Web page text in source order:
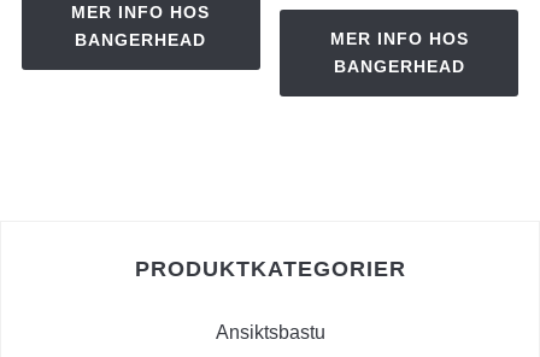
MER INFO HOS
BANGERHEAD
MER INFO HOS
BANGERHEAD
PRODUKTKATEGORIER
Ansiktsbastu